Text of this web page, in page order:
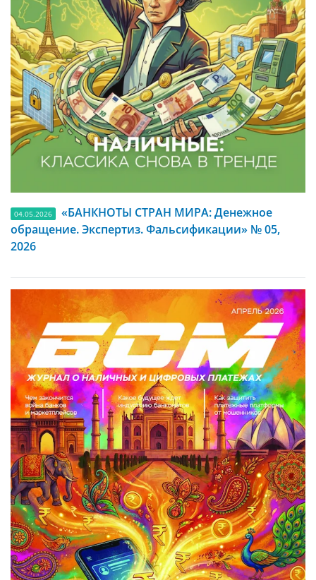
04.05.2026
«БАНКНОТЫ СТРАН МИРА: Денежное
обращение. Экспертиз. Фальсификации» № 05,
2026